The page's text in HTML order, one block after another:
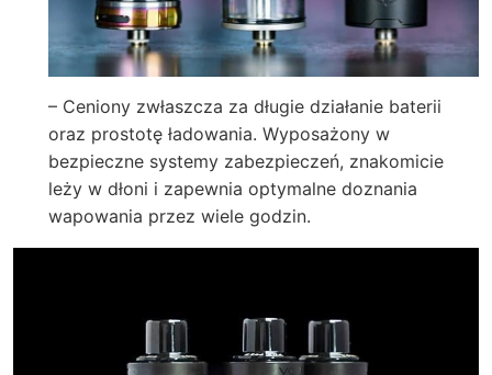
– Ceniony zwłaszcza za długie działanie baterii
oraz prostotę ładowania. Wyposażony w
bezpieczne systemy zabezpieczeń, znakomicie
leży w dłoni i zapewnia optymalne doznania
wapowania przez wiele godzin.